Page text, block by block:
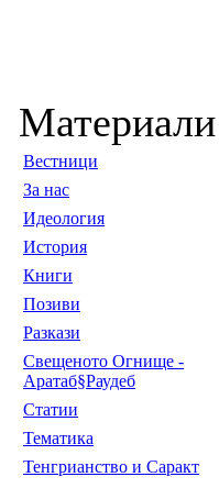
Материали
Вестници
За нас
Идеология
История
Книги
Позиви
Разкази
Свещеното Огнище -
Аратаб§Раудеб
Статии
Тематика
Тенгрианство и Саракт